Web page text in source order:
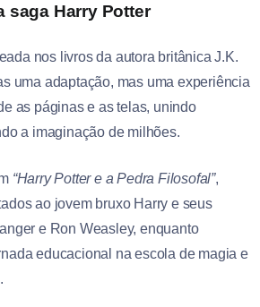
saga Harry Potter
nos livros da autora britânica J.K.
uma adaptação, mas uma experiência
as páginas e as telas, unindo
a imaginação de milhões.
“Harry Potter e a Pedra Filosofal”,
ao jovem bruxo Harry e seus
e Ron Weasley, enquanto
educacional na escola de magia e